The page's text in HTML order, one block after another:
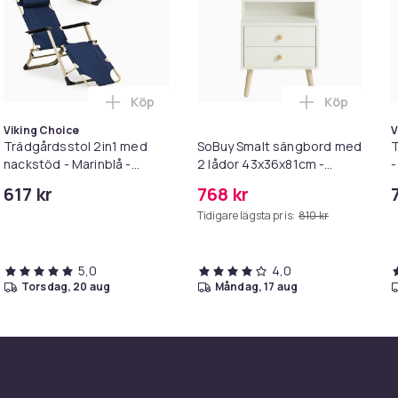
b3d5a1d9-5b61-48a0-b4b0-17c27978e884
63x150x87cm - Gungstolar | Svart OGS28-SCH i varukorgen
Klappstol med dyna - 2-delat set 47.5X59X77cm | Vit
Viking Choice
Trädgårdsstol 2in1 med
nackstöd - Marinblå -
617 kr
Lägg till Trädgårdsstol 2in1 med
Köp
5,0
torsdag, 20 aug
SoBuy Smalt sängbord med
2 lådor 43x36x81cm -
med hylla | Vit FBT100-W
768 kr
Tidigare lägsta pris: 810 kr
Lägg till
Köp
4,0
måndag, 17 aug
-